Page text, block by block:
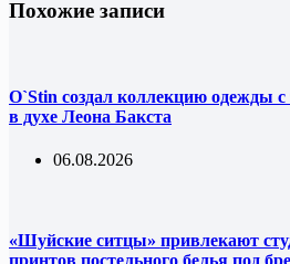
Похожие записи
O`Stin создал коллекцию одежды
в духе Леона Бакста
06.08.2026
«Шуйские ситцы» привлекают
принтов постельного белья под